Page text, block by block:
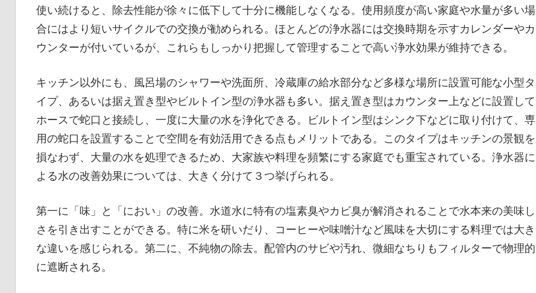
使い続けると、除去性能が徐々に低下して十分に機能しなくなる。使用頻度が高い家庭や水量が多い場
合にはより短いサイクルでの交換が勧められる。ほとんどの浄水器には交換時期を示すカレンダーやカ
ウンターが付いているが、これらもしっかり把握して管理することで高い浄水効果が維持できる。
キッチン以外にも、風呂場のシャワーや洗面所、冷蔵庫の給水部分など多様な場所に設置可能な小型タ
イプ、あるいは据え置き型やビルトイン型の浄水器も多い。据え置き型はカウンター上などに設置して
ホースで蛇口と接続し、一度に大量の水を浄化できる。ビルトイン型はシンク下などに取り付けて、専
用の蛇口を設置することで空間を有効活用できる点もメリットである。このタイプはキッチンの景観を
損なわず、大量の水を処理できるため、大家族や料理を頻繁にする家庭でも重宝されている。浄水器に
よる水の改善効果については、大きく分けて３つ挙げられる。
第一に「味」と「におい」の改善。水道水に特有の塩素臭やカビ臭が解消されることで水本来の美味し
さを引き出すことができる。特に米を研いだり、コーヒーや味噌汁など風味を大切にする料理では大き
な違いを感じられる。第二に、不純物の除去。配管内のサビや汚れ、微細なちりもフィルターで物理的
に遮断される。